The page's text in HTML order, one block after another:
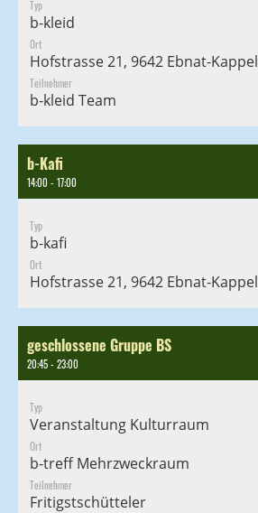
Typ
b-kleid
Ort
Hofstrasse 21, 9642 Ebnat-Kappel
Teilnehmer
b-kleid Team
b-Kafi
14:00 - 17:00
Typ
b-kafi
Ort
Hofstrasse 21, 9642 Ebnat-Kappel
geschlossene Gruppe BS
20:45 - 23:00
Typ
Veranstaltung Kulturraum
Ort
b-treff Mehrzweckraum
Teilnehmer
Fritigstschütteler